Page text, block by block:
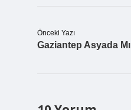
Önceki Yazı
Gaziantep Asyada Mı